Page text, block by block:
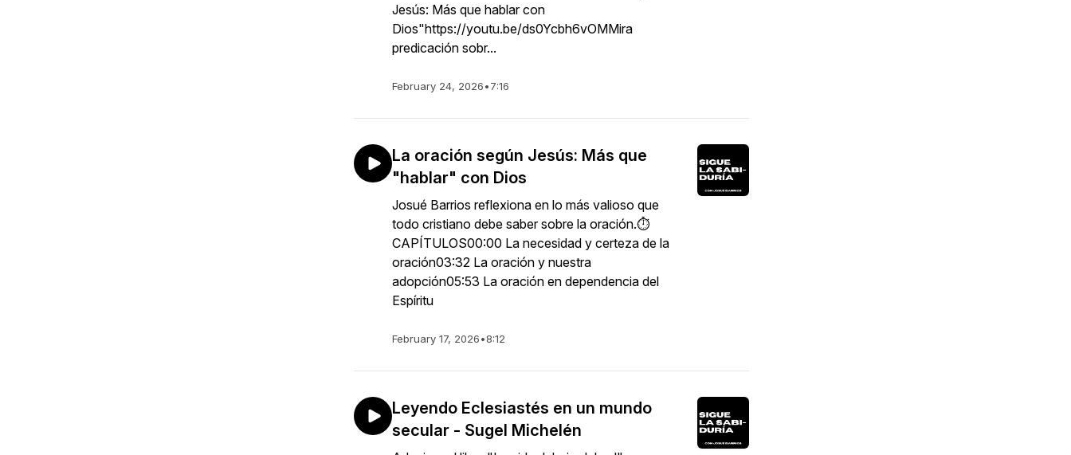
Jesús: Más que hablar con
Dios"https://youtu.be/ds0Ycbh6vOMMira
predicación sobr...
February 24, 2026•7:16
La oración según Jesús: Más que
"hablar" con Dios
Josué Barrios reflexiona en lo más valioso que
todo cristiano debe saber sobre la oración.⏱
CAPÍTULOS00:00 La necesidad y certeza de la
oración03:32 La oración y nuestra
adopción05:53 La oración en dependencia del
Espíritu
February 17, 2026•8:12
Leyendo Eclesiastés en un mundo
secular - Sugel Michelén